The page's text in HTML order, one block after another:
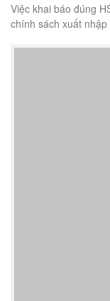
Việc khai báo đúng
chính sách xuất